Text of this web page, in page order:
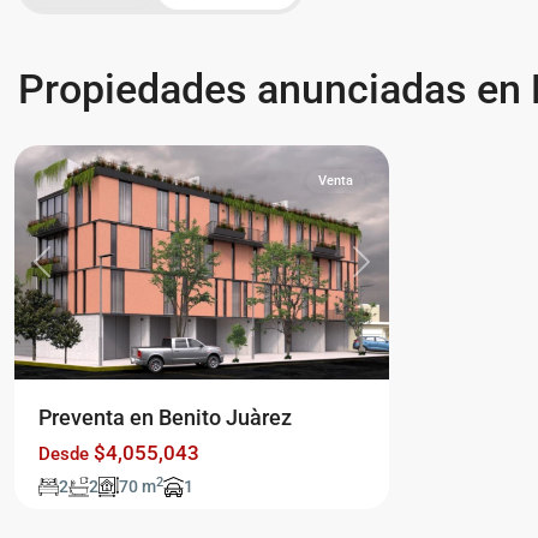
Propiedades anunciadas en
Juárez
Previous Next
Venta
Preventa en Benito Juàrez
Desde $4,055,043
2 2 70 m2 1